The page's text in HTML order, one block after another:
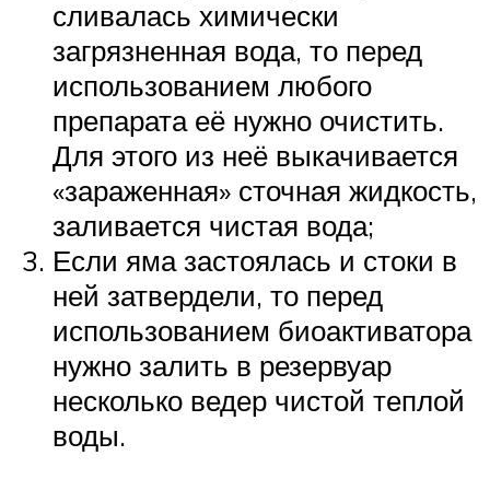
сливалась химически
загрязненная вода, то перед
использованием любого
препарата её нужно очистить.
Для этого из неё выкачивается
«зараженная» сточная жидкость,
заливается чистая вода;
Если яма застоялась и стоки в
ней затвердели, то перед
использованием биоактиватора
нужно залить в резервуар
несколько ведер чистой теплой
воды.